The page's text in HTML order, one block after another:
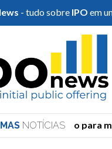
- tudo sobre IPO em
NOTÍCIAS
TSE cria órgão para